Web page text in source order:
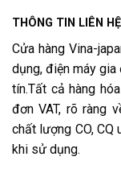
THÔNG TIN LIÊN HỆ
Cửa hàng Vina-
dụng, điện máy gia
tín.Tất cả hàng
đơn VAT, rõ ràng
chất lượng CO, CQ
khi sử dụng.